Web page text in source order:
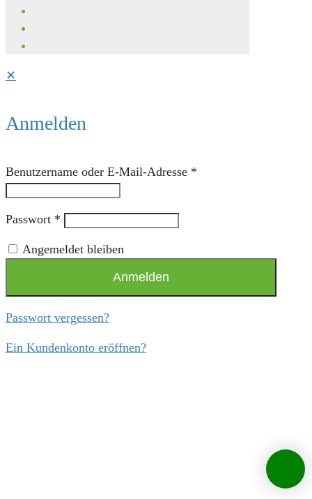
✕
Anmelden
Benutzername oder E-Mail-Adresse *
Passwort *
Angemeldet bleiben
Anmelden
Passwort vergessen?
Ein Kundenkonto eröffnen?